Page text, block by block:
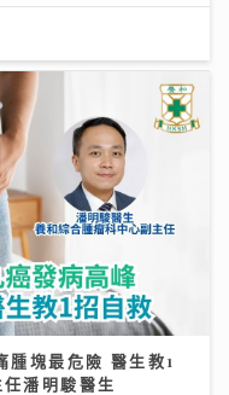
腫塊最危險 醫生教1
潘明駿醫生